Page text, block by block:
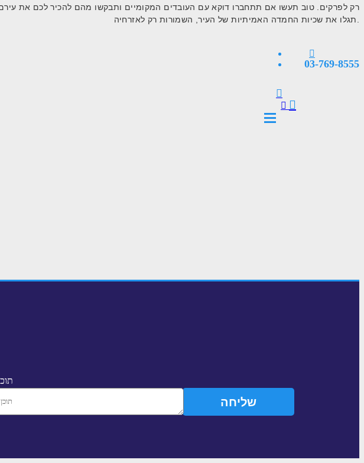
03-769-8555
רק לפרקים. טוב תעשו אם תתחברו דוקא עם העובדים המקומיים ותבקשו מהם להכיר לכם את